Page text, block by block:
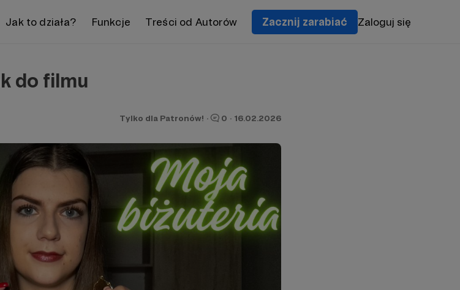
Jak to działa? Funkcje Treści od Autorów Zacznij zarabiać Zaloguj się
do filmu
Tylko dla Patronów! · 0 · 16.02.2026